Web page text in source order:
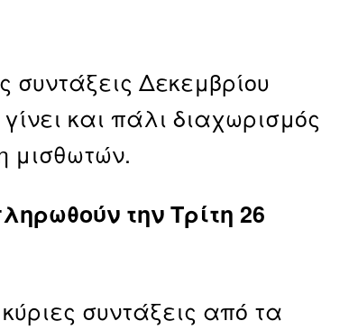
συντάξεις Δεκεμβρίου
και πάλι διαχωρισμός
μισθωτών.
την Τρίτη 26
συντάξεις από τα